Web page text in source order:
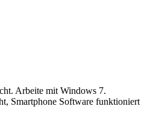
Arbeite mit Windows 7.
Smartphone Software funktioniert